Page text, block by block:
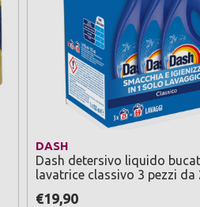
DASH
Dash detersivo liquido
lavatrice classivo 3 pezzi da
€19,90